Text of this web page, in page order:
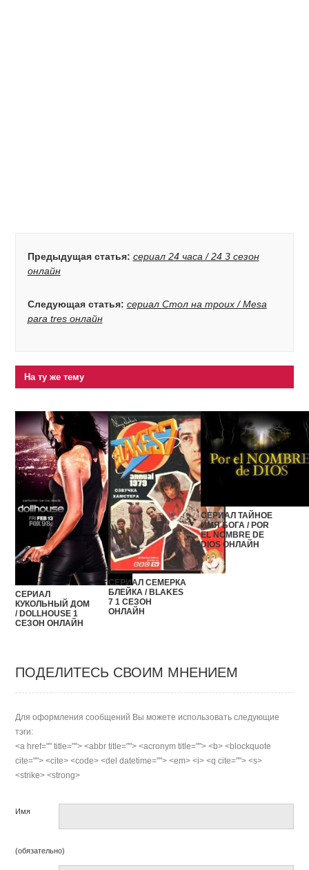
Предыдущая статья: сериал 24 часа / 24 3 сезон
онлайн
Следующая статья: сериал Стол на троих / Mesa
para tres онлайн
На ту же тему
СЕРИАЛ
КУКОЛЬНЫЙ ДОМ
/ DOLLHOUSE 1
СЕЗОН ОНЛАЙН
СЕРИАЛ СЕМЕРКА
БЛЕЙКА / BLAKES
7 1 СЕЗОН
ОНЛАЙН
СЕРИАЛ ТАЙНОЕ
ИМЯ БОГА / POR
EL NOMBRE DE
DIOS ОНЛАЙН
ПОДЕЛИТЕСЬ СВОИМ МНЕНИЕМ
Для оформления сообщений Вы можете использовать следующие
тэги:
<a href="" title=""> <abbr title=""> <acronym title=""> <b> <blockquote
cite=""> <cite> <code> <del datetime=""> <em> <i> <q cite=""> <s>
<strike> <strong>
Имя
(обязательно)